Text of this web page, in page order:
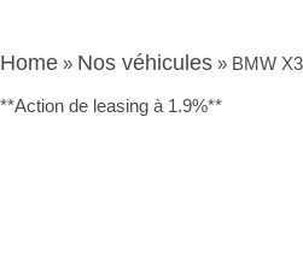
Home » Nos véhicules » BMW
**Action de leasing à 1.9%**